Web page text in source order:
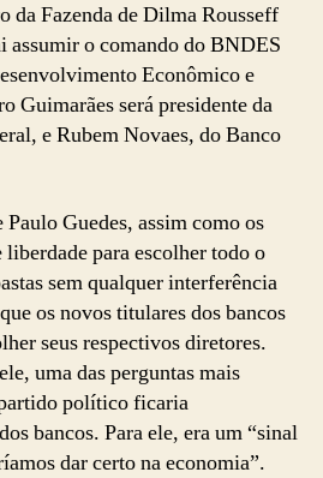
da Fazenda de Dilma Rousseff
o comando do BNDES
Econômico e
Guimarães será presidente da
e Rubem Novaes, do Banco
Guedes, assim como os
para escolher todo o
sem qualquer interferência
os novos titulares dos bancos
seus respectivos diretores.
uma das perguntas mais
político ficaria
bancos. Para ele, era um “sinal
dar certo na economia”.